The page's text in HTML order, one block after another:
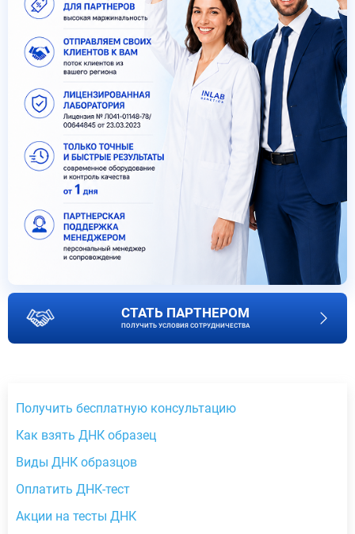
СТАТЬ ПАРТНЕРОМ
ПОЛУЧИТЬ УСЛОВИЯ СОТРУДНИЧЕСТВА
Получить бесплатную консультацию
Как взять ДНК образец
Виды ДНК образцов
Оплатить ДНК-тест
Акции на тесты ДНК